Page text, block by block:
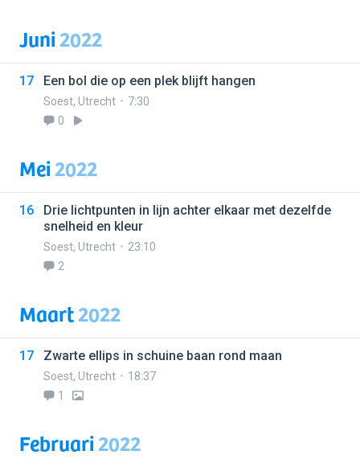
Juni2022
17 Een bol die op een plek blijft hangen
Soest, Utrecht
7:30
0
Mei2022
16
Drie lichtpunten in lijn achter elkaar met dezelfde
snelheid en kleur
Soest, Utrecht
23:10
2
Maart2022
17 Zwarte ellips in schuine baan rond maan
Soest, Utrecht
18:37
1
Februari2022